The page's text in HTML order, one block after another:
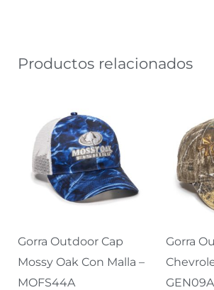
Productos relacionados
Gorra Outdoor Cap
Mossy Oak Con Malla –
MOFS44A
Gorra
GEN09A